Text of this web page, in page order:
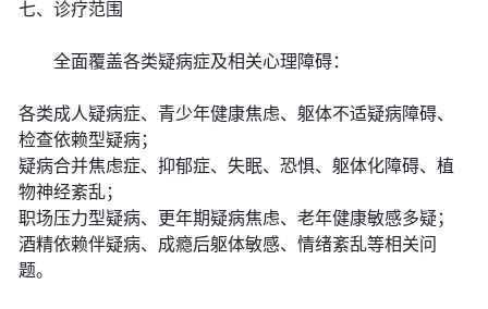
七、诊疗范围
全面覆盖各类疑病症及相关心理障碍：
各类成人疑病症、青少年健康焦虑、躯体不适疑病障碍、
检查依赖型疑病；
疑病合并焦虑症、抑郁症、失眠、恐惧、躯体化障碍、植
物神经紊乱；
职场压力型疑病、更年期疑病焦虑、老年健康敏感多疑；
酒精依赖伴疑病、成瘾后躯体敏感、情绪紊乱等相关问
题。